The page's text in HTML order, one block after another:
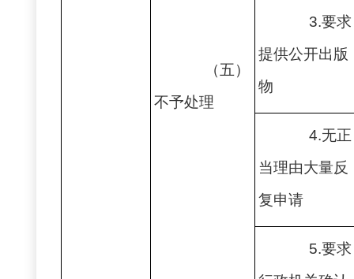
（五）
不予处理
3.要求
提供公开出版
物
4.无正
当理由大量反
复申请
5.要求